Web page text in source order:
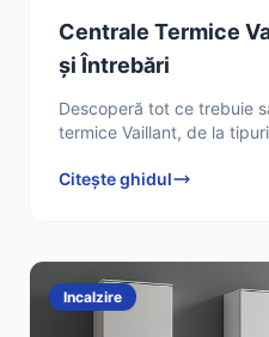
Centrale Termice
și Întrebări
Descoperă tot ce trebuie
termice Vaillant, de la
Citește ghidul
Incalzire